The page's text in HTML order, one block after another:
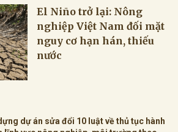
El Niño trở lại: Nông
nghiệp Việt Nam đối mặt
nguy cơ hạn hán, thiếu
nước
dự án sửa đổi 10 luật về thủ tục hành